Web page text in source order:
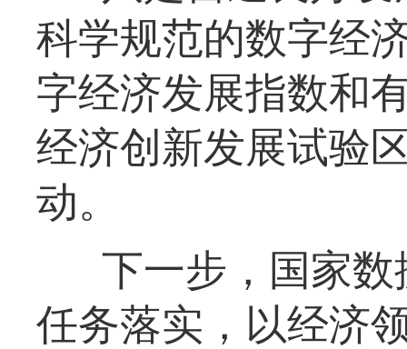
科学规范的数字经
字经济发展指数和
经济创新发展试验
动。
下一步，国家
任务落实，以经济